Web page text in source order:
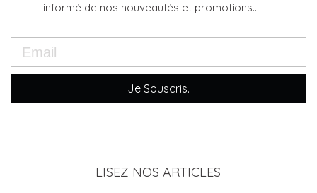
informé de nos nouveautés et promotions...
Je Souscris.
LISEZ NOS ARTICLES